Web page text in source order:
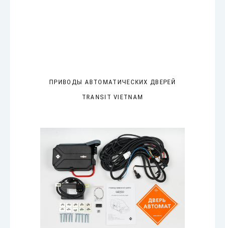
ПРИВОДЫ АВТОМАТИЧЕСКИХ ДВЕРЕЙ
TRANSIT VIETNAM